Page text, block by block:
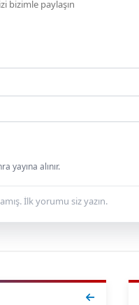
yayına alınır.
İlk yorumu siz yazın.